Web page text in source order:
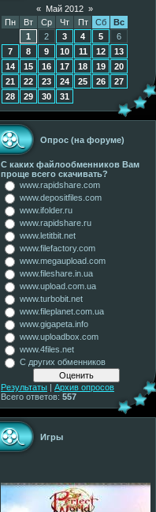
« Май 2012 »
Пн
Вт Ср Чт Пт Сб
Вс
1
2 3 4 5
6
7
8 9 10 11 12
13
14
15 16 17 18 19
20
21
22 23 24 25 26
27
28
29 30 31
Опрос (на форуме)
С каких файлообменников Вам
проще всего скачивать?
www.rapidshare.com
www.depositfiles.com
www.ifolder.ru
www.rapidshare.ru
www.letitbit.net
www.filefactory.com
www.megaupload.com
www.fileshare.in.ua
www.upload.com.ua
www.turbobit.net
www.fileplanet.com.ua
www.gigapeta.info
www.uploadbox.com
www.4files.net
С других обменников
Результаты | Архив опросов
Всего ответов: 557
Игры